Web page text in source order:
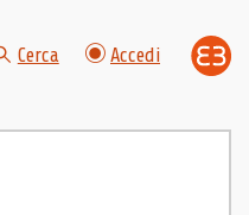
Cerca Accedi